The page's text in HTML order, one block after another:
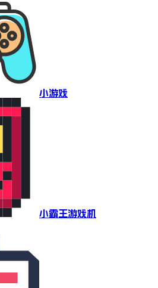
小游戏
小霸王游戏机